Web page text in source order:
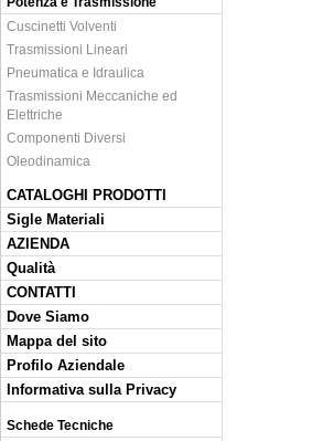
Cuscinetti Volventi
Trasmissioni Lineari
Pneumatica e Idraulica
Trasmissioni Meccaniche ed
Elettriche
Componenti Diversi
Oleodinamica
CATALOGHI PRODOTTI
Sigle Materiali
AZIENDA
Qualità
CONTATTI
Dove Siamo
Mappa del sito
Profilo Aziendale
Informativa sulla Privacy
Schede Tecniche